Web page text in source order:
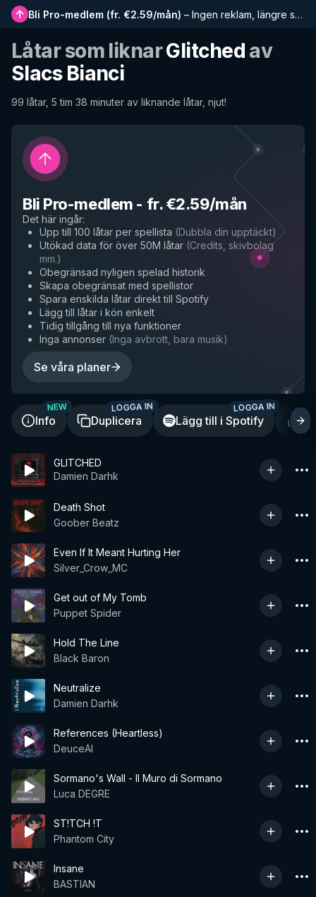
Bli Pro-medlem (fr. €2.59/mån) – Ingen reklam, längre spellistor, komplett historik och tidig tillgång till nya funktioner
Låtar som liknarGlitched av
Slacs Bianci
99 låtar, 5 tim 38 minuter av liknande låtar, njut!
Bli Pro-medlem - fr. €2.59/mån
Det här ingår:
Upp till 100 låtar per spellista (Dubbla din upptäckt)
Utökad data för över 50M låtar (Credits, skivbolag
mm.)
Obegränsad nyligen spelad historik
Skapa obegränsat med spellistor
Spara enskilda låtar direkt till Spotify
Lägg till låtar i kön enkelt
Tidig tillgång till nya funktioner
Inga annonser (Inga avbrott, bara musik)
Se våra planer
Info
NEW
Duplicera
LOGGA IN
Lägg till i Spotify
LOGGA IN
GLITCHED
Damien Darhk
Death Shot
Goober Beatz
Even If It Meant Hurting Her
Silver_Crow_MC
Get out of My Tomb
Puppet Spider
Hold The Line
Black Baron
Neutralize
Damien Darhk
References (Heartless)
DeuceAI
Sormano's Wall - Il Muro di Sormano
Luca DEGRE
ST!TCH !T
Phantom City
Insane
BASTIAN